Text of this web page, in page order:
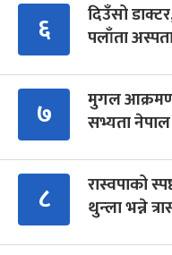
६
दिउँसो
पलाँता
७
मुगल
सभ्यता
८
रास्वपाको
थुन्ला भन्ने